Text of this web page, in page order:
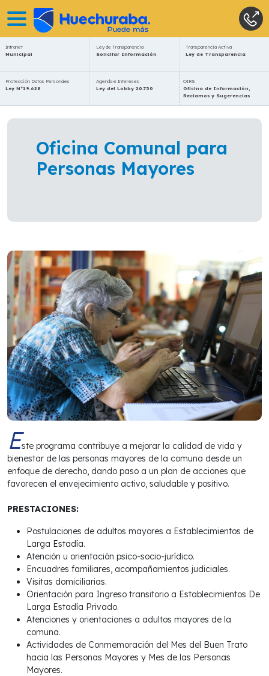
Intranet
Municipal
Ley de Transparencia
Solicitar Información
Transparencia Activa
Ley de Transparencia
Protección Datos Personales
Ley N°19.628
Agenda e Intereses
Ley del Lobby 20.730
OIRS
Oficina de Información,
Reclamos y Sugerencias
Oficina Comunal para
Personas Mayores
Este programa contribuye a mejorar la calidad de vida y
bienestar de las personas mayores de la comuna desde un
enfoque de derecho, dando paso a un plan de acciones que
favorecen el envejecimiento activo, saludable y positivo.
PRESTACIONES:
Postulaciones de adultos mayores a Establecimientos de
Larga Estadía.
Atención u orientación psico-socio-jurídico.
Encuadres familiares, acompañamientos judiciales.
Visitas domiciliarias.
Orientación para Ingreso transitorio a Establecimientos De
Larga Estadía Privado.
Atenciones y orientaciones a adultos mayores de la
comuna.
Actividades de Conmemoración del Mes del Buen Trato
hacia las Personas Mayores y Mes de las Personas
Mayores.